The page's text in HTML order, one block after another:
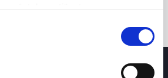
deras tjänster.